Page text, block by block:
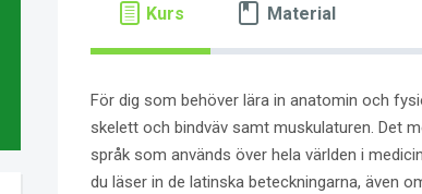
Kurs Material
För dig som behöver lära in anatomin och
skelett och bindväv samt muskulaturen. Det
språk som används över hela världen i
du läser in de latinska beteckningarna, även